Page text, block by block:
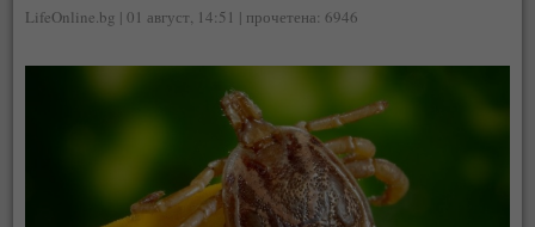
LifeOnline.bg | 01 август, 14:51 | прочетена: 6946